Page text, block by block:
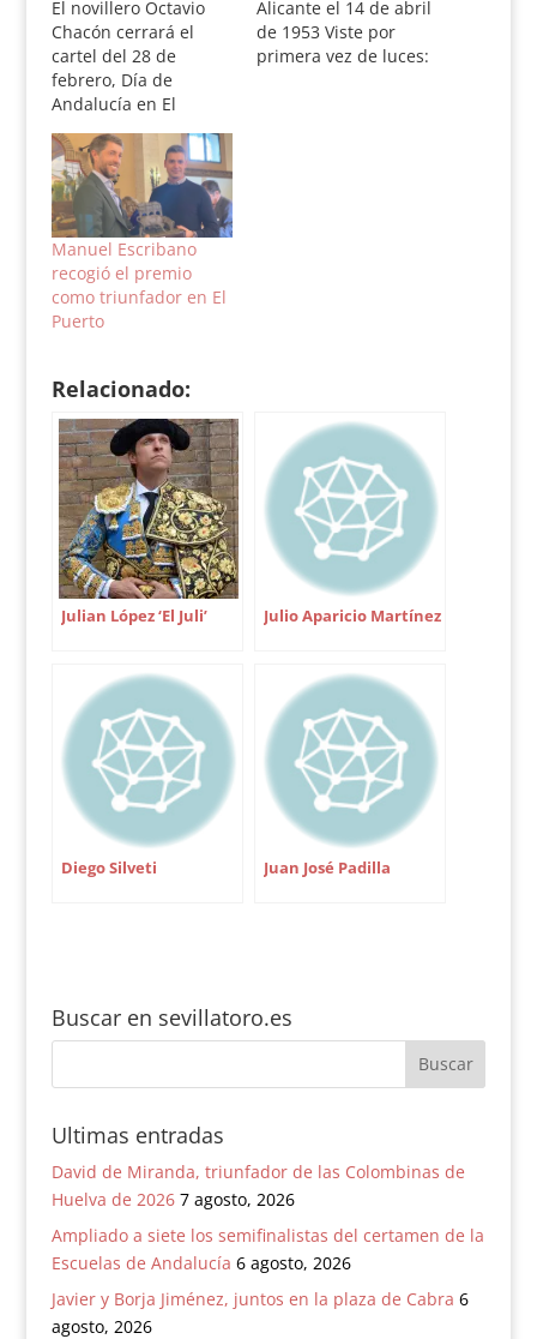
El novillero Octavio
Chacón cerrará el
cartel del 28 de
febrero, Día de
Andalucía en El
Puerto de Santa
María. Octavio
Chacón, novillero
natural de Prado del
Rey, tomará la
alternativa de manos
de Javier Conde y con
Matías Tejela como
testigo. Los toros
Alicante el 14 de abril
de 1953 Viste por
primera vez de luces:
Manuel Escribano
recogió el premio
como triunfador en El
Puerto
Relacionado:
Julian López ‘El Juli’ Julio Aparicio Martínez
Diego Silveti Juan José Padilla
Buscar en sevillatoro.es
Ultimas entradas
David de Miranda, triunfador de las Colombinas de
Huelva de 2026 7 agosto, 2026
Ampliado a siete los semifinalistas del certamen de la
Escuelas de Andalucía 6 agosto, 2026
Javier y Borja Jiménez, juntos en la plaza de Cabra 6
agosto, 2026